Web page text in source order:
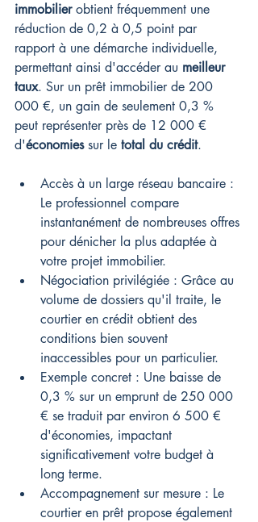
immobilier obtient fréquemment une
réduction de 0,2 à 0,5 point par
rapport à une démarche individuelle,
permettant ainsi d'accéder au meilleur
taux. Sur un prêt immobilier de 200
000 €, un gain de seulement 0,3 %
peut représenter près de 12 000 €
d'économies sur le total du crédit.
Accès à un large réseau bancaire :
Le professionnel compare
instantanément de nombreuses offres
pour dénicher la plus adaptée à
votre projet immobilier.
Négociation privilégiée : Grâce au
volume de dossiers qu'il traite, le
courtier en crédit obtient des
conditions bien souvent
inaccessibles pour un particulier.
Exemple concret : Une baisse de
0,3 % sur un emprunt de 250 000
€ se traduit par environ 6 500 €
d'économies, impactant
significativement votre budget à
long terme.
Accompagnement sur mesure : Le
courtier en prêt propose également